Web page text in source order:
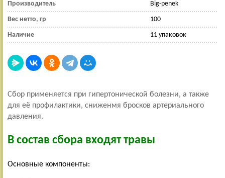
Производитель Big-penek
Вес нетто, гр 100
Наличие 11 упаковок
Сбор применяется при гипертонической болезни, а также
для её профилактики, сниженмя бросков артериального
давления.
В состав сбора входят травы
Основные компоненты: